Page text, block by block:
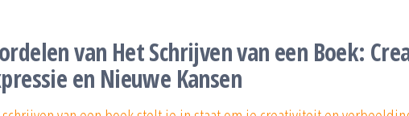
van Het Schrijven van een Boek:
en Nieuwe Kansen